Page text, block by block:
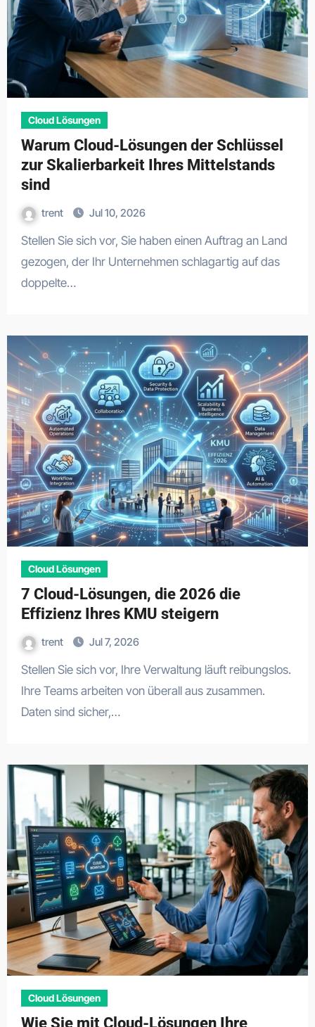
Cloud Lösungen
Warum Cloud-Lösungen der Schlüssel
zur Skalierbarkeit Ihres Mittelstands
sind
trent Jul 10, 2026
Stellen Sie sich vor, Sie haben einen Auftrag an Land
gezogen, der Ihr Unternehmen schlagartig auf das
doppelte…
Cloud Lösungen
7 Cloud-Lösungen, die 2026 die
Effizienz Ihres KMU steigern
trent Jul 7, 2026
Stellen Sie sich vor, Ihre Verwaltung läuft reibungslos.
Ihre Teams arbeiten von überall aus zusammen.
Daten sind sicher,…
Cloud Lösungen
Wie Sie mit Cloud-Lösungen Ihre